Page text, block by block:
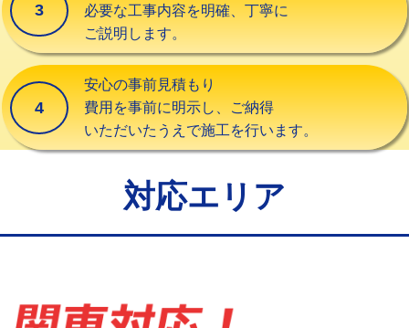
持込商品取付（混合水栓） 16,500円
持込商品取付（浄水器・分岐水栓） 16,500円
給水管工事※（ホール加工)
給水管工事※（バンド止め) 3,300円
給水管工事※（保温材使用（バンド止
5,500円
給水管工事※（塩ビ管（VP・HI）使
3
必要な工事内容を明確、丁寧に
ご説明します。
4
安心の事前見積もり
費用を事前に明示し、ご納得
いただいたうえで施工を行います。
対応エリア